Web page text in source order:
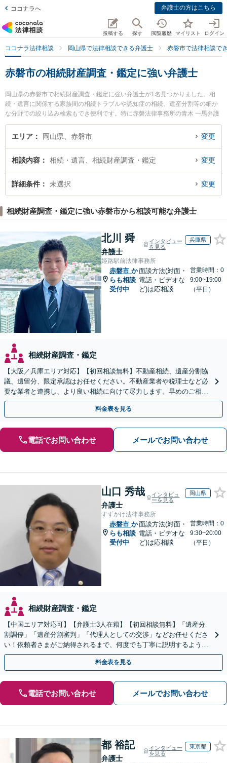
ココナラへ 弁護士の方はこちら
投稿する 探す 閲覧履歴 マイリスト ログイン
ココナラ法律相談 岡山県で法律相談できる弁護士 赤磐市で法律相談で
赤磐市の相続財産調査・鑑定に強い弁護士
岡山県の赤磐市で相続財産調査・鑑定に強い弁護士が1名見つかりました。相
続・遺言に関係する家族間の相続トラブルや認知症の相続、遺産分割等の細か
な分野での絞り込み検索もでき便利です。特に赤磐法律事務所の青木 一馬弁護
士のプロフィール情報や弁護士費用、強みなどが注目されています。『赤磐市
で土日や夜間に発生した相続財産調査・鑑定のトラブルを今すぐに弁護士に相
の弁護士に相談予約したい』などでお困りの相談者さんにおすすめです。
エリア 岡山県、赤磐市 変更
相談内容 相続・遺言、相続財産調査・鑑定 変更
詳細条件 未選択 変更
相続財産調査・鑑定に強い赤磐市から相談可能な弁護士
北川 舜
弁護士
インタビュー
を見る
兵庫県
姫路駅前法律事務所
赤磐市 か
らも相談
受付中
面談方法(対面・
電話・ビデオな
ど)は応相談
営業時間：0
9:00~19:00
（平日）
相続財産調査・鑑定
【大阪／兵庫エリア対応】【初回相談無料】不動産相続、遺産分割協
議、遺留分、限定承認はお任せください。不動産業者や税理士など必
要な業者と連携し、より良い相続に向けて尽力します。早めのご相談
が複雑化を防ぐカギとなります【休日相談可】
料金表を見る
電話でお問い合わせ メールでお問い合わせ
山口 秀哉
弁護士
インタビュ
ーを見る
岡山県
すずかけ法律事務所
赤磐市 か
らも相談
受付中
面談方法(対面・
電話・ビデオな
ど)は応相談
営業時間：0
9:30~20:00
（平日）
相続財産調査・鑑定
【中国エリア対応可】【弁護士3人在籍】【初回相談無料】「遺産分
割調停」「遺産分割審判」「代理人としての交渉」などお任せくださ
い！依頼者さまがご納得されるまで、何度でも丁寧に説明するよう心
掛けています【土日祝／夜間対応可】【当日／電話相談可】
料金表を見る
電話でお問い合わせ メールでお問い合わせ
都 裕記
弁護士
インタビュー
を見る
東京都